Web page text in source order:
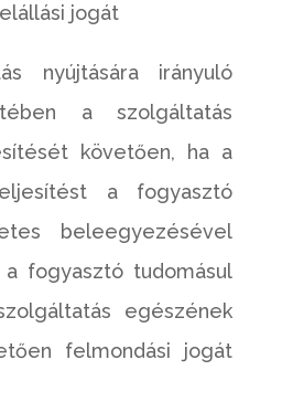
jogát
nyújtására irányuló
a szolgáltatás
követően, ha a
a fogyasztó
beleegyezésével
fogyasztó tudomásul
egészének
felmondási jogát